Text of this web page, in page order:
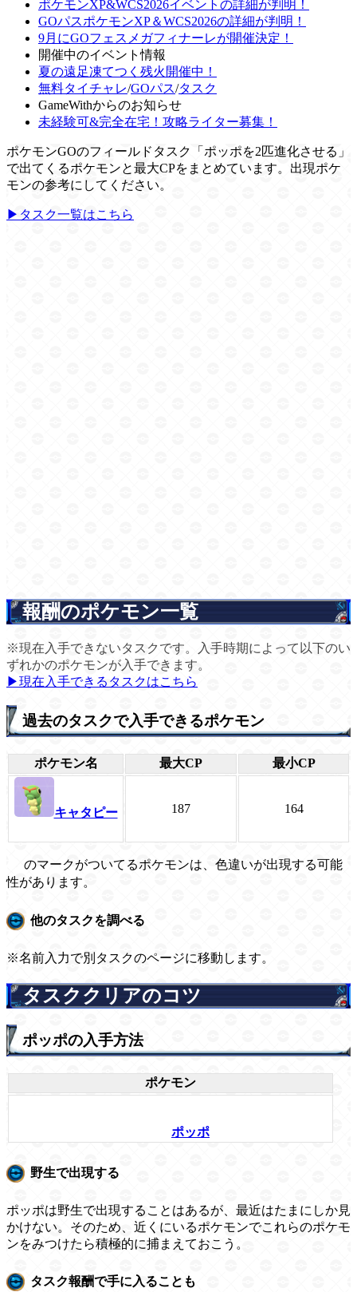
ポケモンXP&WCS2026イベントの詳細が判明！
GOパスポケモンXP＆WCS2026の詳細が判明！
9月にGOフェスメガフィナーレが開催決定！
開催中のイベント情報
夏の遠足凍てつく残火開催中！
無料タイチャレ/GOパス/タスク
GameWithからのお知らせ
未経験可&完全在宅！攻略ライター募集！
ポケモンGOのフィールドタスク「ポッポを2匹進化させる」
で出てくるポケモンと最大CPをまとめています。出現ポケ
モンの参考にしてください。
▶タスク一覧はこちら
報酬のポケモン一覧
※現在入手できないタスクです。入手時期によって以下のい
ずれかのポケモンが入手できます。
▶現在入手できるタスクはこちら
過去のタスクで入手できるポケモン
ポケモン名 最大CP 最小CP
キャタピー 187 164
のマークがついてるポケモンは、色違いが出現する可能
性があります。
他のタスクを調べる
※名前入力で別タスクのページに移動します。
タスククリアのコツ
ポッポの入手方法
ポケモン
ポッポ
野生で出現する
ポッポは野生で出現することはあるが、最近はたまにしか見
かけない。そのため、近くにいるポケモンでこれらのポケモ
ンをみつけたら積極的に捕まえておこう。
タスク報酬で手に入ることも